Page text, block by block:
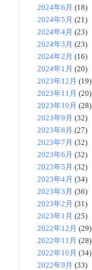
2024年6月 (18)
2024年5月 (21)
2024年4月 (23)
2024年3月 (23)
2024年2月 (16)
2024年1月 (20)
2023年12月 (19)
2023年11月 (20)
2023年10月 (28)
2023年9月 (32)
2023年8月 (27)
2023年7月 (32)
2023年6月 (32)
2023年5月 (32)
2023年4月 (34)
2023年3月 (36)
2023年2月 (31)
2023年1月 (25)
2022年12月 (29)
2022年11月 (28)
2022年10月 (34)
2022年9月 (33)